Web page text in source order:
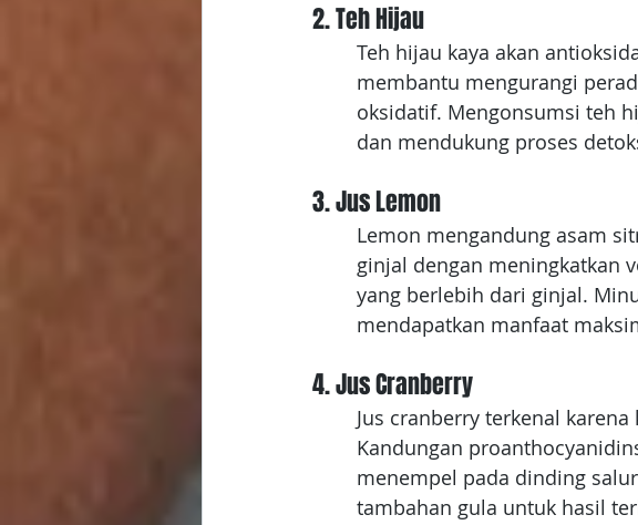
2. Teh Hijau
Teh hijau kaya akan
membantu mengurangi
oksidatif. Mengonsumsi teh
dan mendukung proses
3. Jus Lemon
Lemon mengandung asam
ginjal dengan meningkatkan
yang berlebih dari ginjal.
mendapatkan manfaat
4. Jus Cranberry
Jus cranberry terkenal
Kandungan
menempel pada dinding
tambahan gula untuk hasil